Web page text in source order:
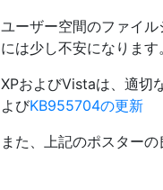
ユーザー空間のファイ
には少し不安になります。
XPおよびVistaは、適切
よびKB955704の更新
また、上記のポスター